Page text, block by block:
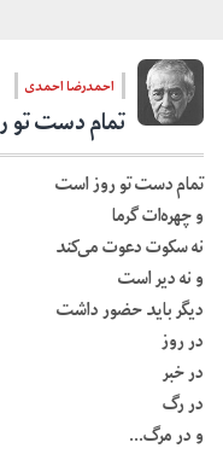
احمدرضا احمدی
تمام دست تو
تمام دست تو روز است
و چهره‌ات گرما
نه سکوت دعوت می‌کند
و نه دیر است
دیگر باید حضور داشت
در روز
در خبر
در رگ
و در مرگ…